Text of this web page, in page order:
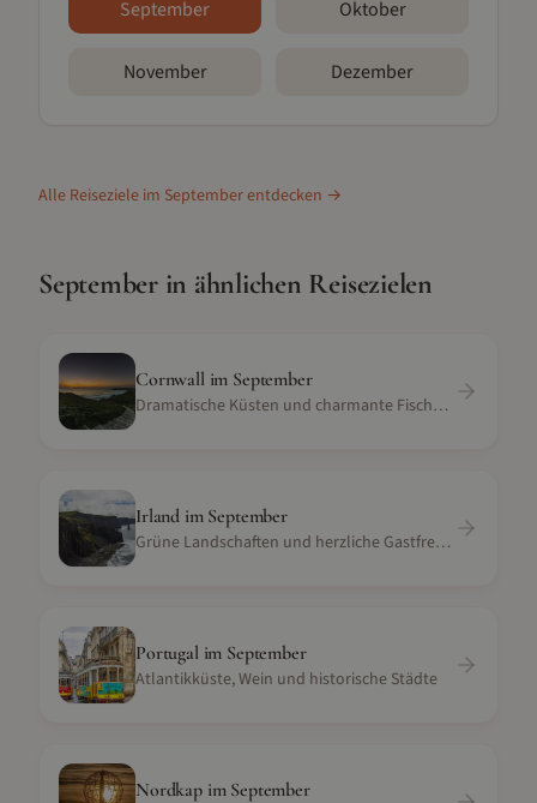
September Oktober
November Dezember
Alle Reiseziele im Septemberentdecken →
Septemberin ähnlichen Reisezielen
Cornwall im September
Dramatische Küsten und charmante Fischerdörfer
Irland im September
Grüne Landschaften und herzliche Gastfreundschaft
Portugal im September
Atlantikküste, Wein und historische Städte
Nordkapim September